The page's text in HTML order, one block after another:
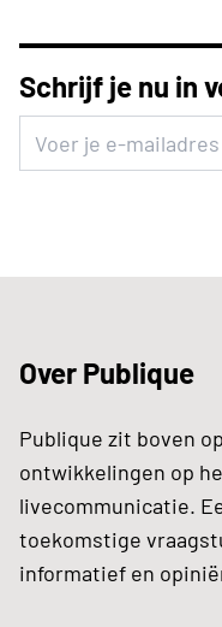
Schrijf je nu in
Over Publique
Publique zit boven
ontwikkelingen op
livecommunicatie.
toekomstige
informatief en